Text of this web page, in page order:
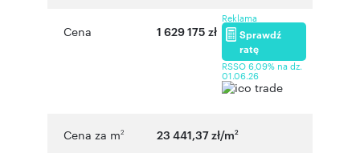
Cena 1 629 175 zł
Reklama
Sprawdź
ratę
RSSO 6,09% na dz.
01.06.26
Cena za m2 23 441,37 zł/m2